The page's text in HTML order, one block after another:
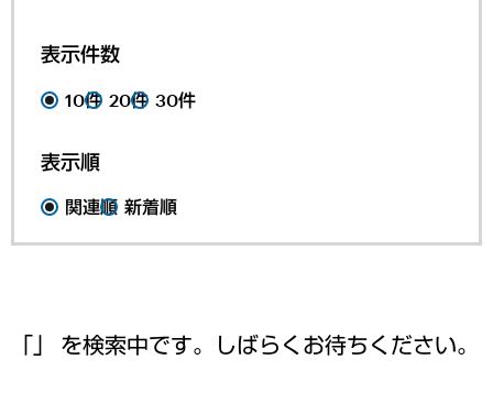
表示件数
10件 20件 30件
表示順
関連順 新着順
「」 を検索中です。しばらくお待ちください。